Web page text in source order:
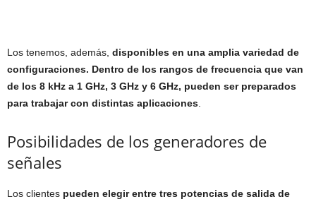
Los tenemos, además, disponibles en una amplia variedad de
configuraciones. Dentro de los rangos de frecuencia que van
de los 8 kHz a 1 GHz, 3 GHz y 6 GHz, pueden ser preparados
para trabajar con distintas aplicaciones
Posibilidades de los generadores de
señales
Los clientes pueden elegir entre tres potencias de salida de